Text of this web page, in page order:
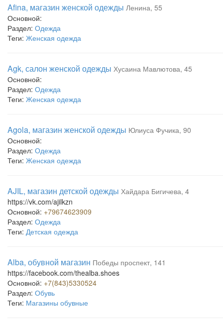
Afina, магазин женской одежды Ленина, 55
Основной:
Раздел: Одежда
Теги: Женская одежда
Agk, салон женской одежды Хусаина Мавлютова, 45
Основной:
Раздел: Одежда
Теги: Женская одежда
Agola, магазин женской одежды Юлиуса Фучика, 90
Основной:
Раздел: Одежда
Теги: Женская одежда
AJIL, магазин детской одежды Хайдара Бигичева, 4
https://vk.com/ajilkzn
Основной: +79674623909
Раздел: Одежда
Теги: Детская одежда
Alba, обувной магазин Победы проспект, 141
https://facebook.com/thealba.shoes
Основной: +7(843)5330524
Раздел: Обувь
Теги: Магазины обувные